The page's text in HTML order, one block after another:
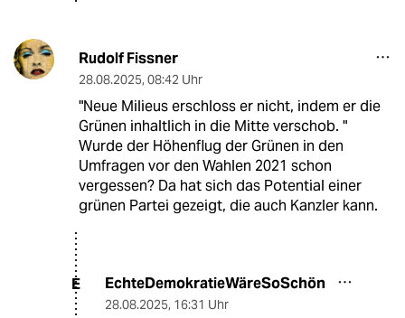
Rudolf Fissner
28.08.2025, 08:42 Uhr
"Neue Milieus erschloss er nicht, indem er die
Grünen inhaltlich in die Mitte verschob. "
Wurde der Höhenflug der Grünen in den
Umfragen vor den Wahlen 2021 schon
vergessen? Da hat sich das Potential einer
grünen Partei gezeigt, die auch Kanzler kann.
E EchteDemokratieWäreSoSchön
28.08.2025, 16:31 Uhr